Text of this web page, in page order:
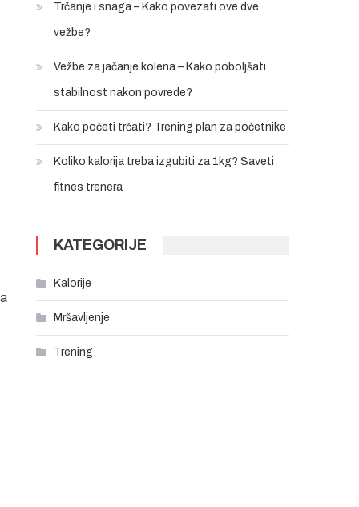
Trčanje i snaga – Kako povezati ove dve
vežbe?
Vežbe za jačanje kolena – Kako poboljšati
stabilnost nakon povrede?
Kako početi trčati? Trening plan za početnike
Koliko kalorija treba izgubiti za 1kg? Saveti
fitnes trenera
KATEGORIJE
Kalorije
Mršavljenje
Trening